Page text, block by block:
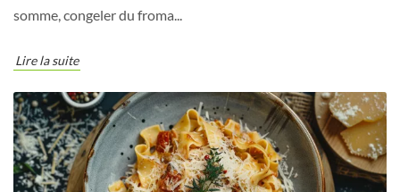
somme, congeler du froma...
Lire la suite